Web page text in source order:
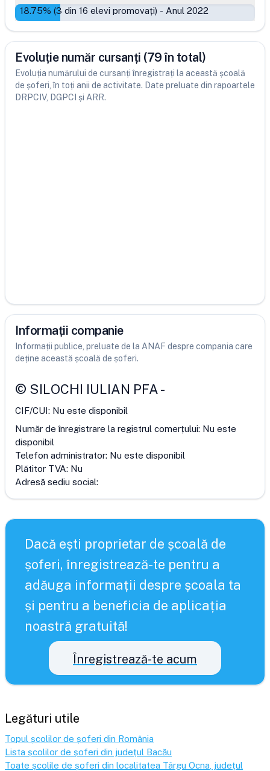
18.75% (3 din 16 elevi promovați) - Anul 2022
Evoluție număr cursanți (79 în total)
Evoluția numărului de cursanți înregistrați la această școală
de șoferi, în toți anii de activitate. Date preluate din rapoartele
DRPCIV, DGPCI și ARR.
Informații companie
Informații publice, preluate de la ANAF despre compania care
deține această școală de șoferi.
© SILOCHI IULIAN PFA-
CIF/CUI: Nu este disponibil
Număr de înregistrare la registrul comerțului: Nu este
disponibil
Telefon administrator: Nu este disponibil
Plătitor TVA: Nu
Adresă sediu social:
Dacă ești proprietar de școală de
șoferi, înregistrează-te pentru a
adăuga informații despre școala ta
și pentru a beneficia de aplicația
noastră gratuită!
Înregistrează-te acum
Legături utile
Topul școlilor de șoferi din România
Lista școlilor de șoferi din județul Bacău
Toate școlile de șoferi din localitatea Târgu Ocna , județul